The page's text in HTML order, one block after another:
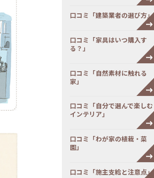
口コミ「建築業者の選び方」
口コミ「家具はいつ購入す
る？」
口コミ「自然素材に触れる
家」
口コミ「自分で選んで楽しむ
インテリア」
口コミ「わが家の植栽・菜
園」
口コミ「施主支給と注意点」